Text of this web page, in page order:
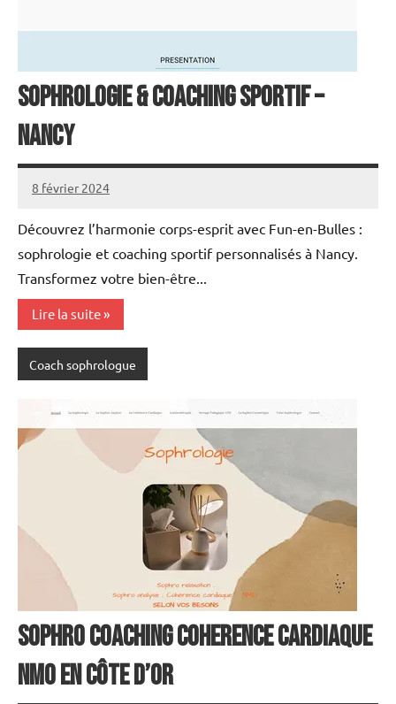
Sophrologie & Coaching sportif –
Nancy
8 février 2024
annuairecoaching
Découvrez l’harmonie corps-esprit avec Fun-en-Bulles :
sophrologie et coaching sportif personnalisés à Nancy.
Transformez votre bien-être...
Lire la suite
Coach sophrologue
Sophro coaching Coherence cardiaque
NMO en Côte d’Or